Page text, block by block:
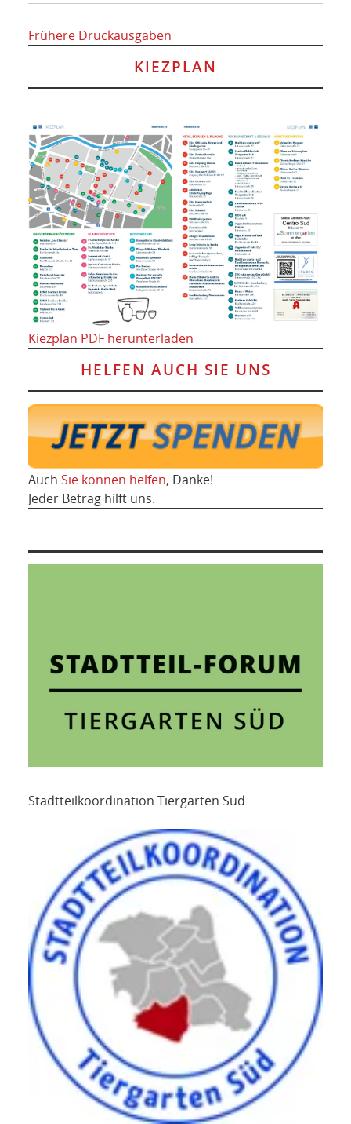
Frühere Druckausgaben
KIEZPLAN
Kiezplan PDF herunterladen
HELFEN AUCH SIE UNS
Auch Sie können helfen, Danke!
Jeder Betrag hilft uns.
Stadtteilkoordination Tiergarten Süd